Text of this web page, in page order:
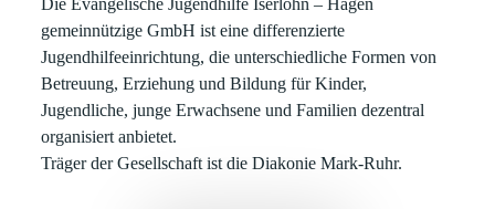
Die Evangelische Jugendhilfe Iserlohn – Hagen
gemeinnützige GmbH ist eine differenzierte
Jugendhilfeeinrichtung, die unterschiedliche Formen von
Betreuung, Erziehung und Bildung für Kinder,
Jugendliche, junge Erwachsene und Familien dezentral
organisiert anbietet.
Träger der Gesellschaft ist die Diakonie Mark-Ruhr.